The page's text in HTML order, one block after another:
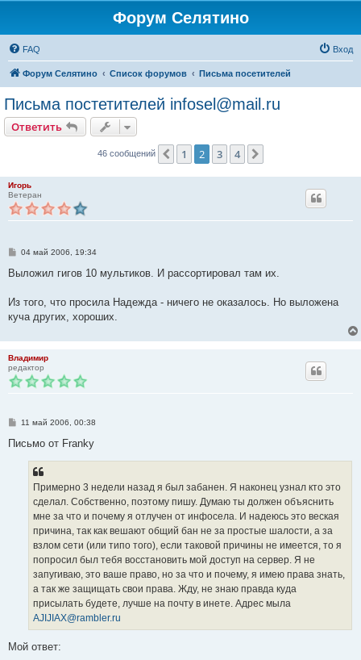
Форум Селятино
FAQ Вход
Форум Селятино Список форумов Письма посетителей
Письма постетителей infosel@mail.ru
Ответить
46 сообщений Пред.
1 2 3 4
Игорь
Ветеран
С
о
е
и
04 май 2006, 19:34
Выложил гигов 10 мультиков. И рассортировал там их.
Из того, что просила Надежда - ничего не оказалось. Но выложена
куча других, хороших.
Владимир
редактор
С
о
11 май 2006, 00:38
Письмо от Franky
Примерно 3 недели назад я был забанен. Я наконец узнал кто это
сделал. Собственно, поэтому пишу. Думаю ты должен объяснить
мне за что и почему я отлучен от инфосела. И надеюсь это веская
причина, так как вешают общий бан не за простые шалости, а за
взлом сети (или типо того), если таковой причины не имеется, то я
попросил был тебя восстановить мой доступ на сервер. Я не
запугиваю, это ваше право, но за что и почему, я имею права знать,
а так же защищать свои права. Жду, не знаю правда куда
присылать будете, лучше на почту в инете. Адрес мыла
AJIJIAX@rambler.ru
Мой ответ: